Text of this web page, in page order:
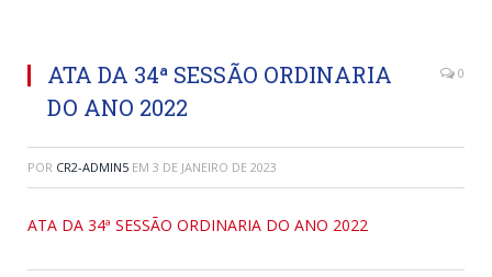
ATA DA 34ª SESSÃO ORDINARIA
DO ANO 2022
0
POR CR2-ADMIN5 EM 3 DE JANEIRO DE 2023
ATA DA 34ª SESSÃO ORDINARIA DO ANO 2022